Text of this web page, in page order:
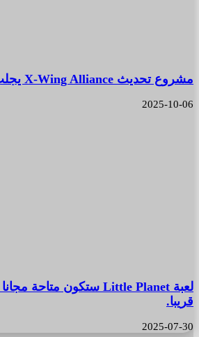
مشروع تحديث X-Wing Alliance يجلب تجربة VR مدهشة
2025-10-06
قريبا.
2025-07-30